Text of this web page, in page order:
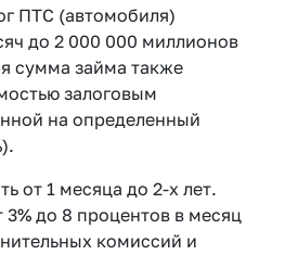
ПТС (автомобиля)
до 2 000 000 миллионов
сумма займа также
залоговым
на определенный
от 1 месяца до 2-х лет.
3% до 8 процентов в месяц
комиссий и